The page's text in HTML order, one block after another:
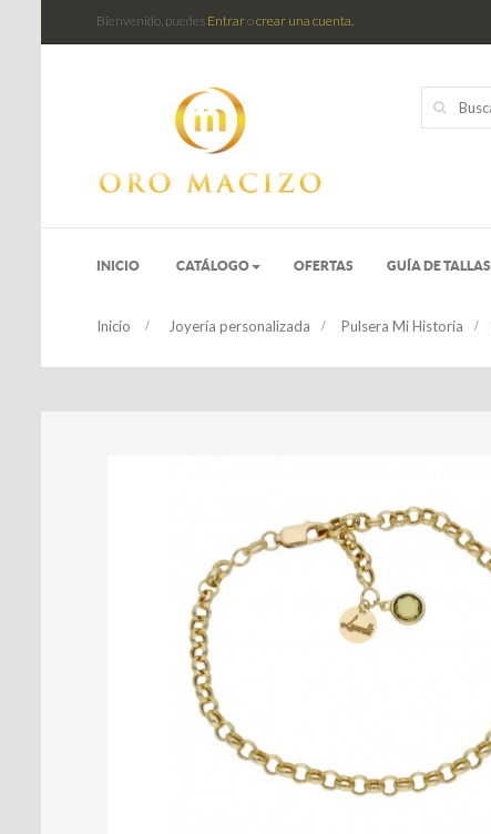
Bienvenido, puedes Entrarocrear una cuenta.
INICIO CATÁLOGO OFERTAS GUÍA DE TALLAS
Inicio > Joyería personalizada > Pulsera Mi Historia >